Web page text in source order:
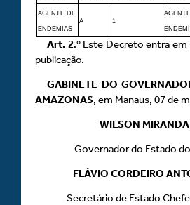
AGENTE DE
ENDEMIAS
A 1
Art. 2.º Este Decreto entra em
publicação.
GABINETE DO
AMAZONAS, em Manaus, 07 de
WILSON
Governador do Estado
FLÁVIO CORDEIRO
Secretário de Estado